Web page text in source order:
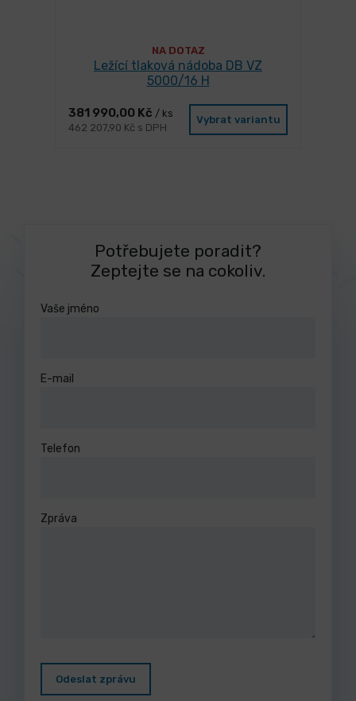
NA DOTAZ
Ležící tlaková nádoba DB VZ
5000/16 H
381 990,00 Kč / ks
462 207,90 Kč s DPH
Vybrat variantu
Potřebujete poradit?
Zeptejte se na cokoliv.
Vaše jméno
E-mail
Telefon
Zpráva
Odeslat zprávu